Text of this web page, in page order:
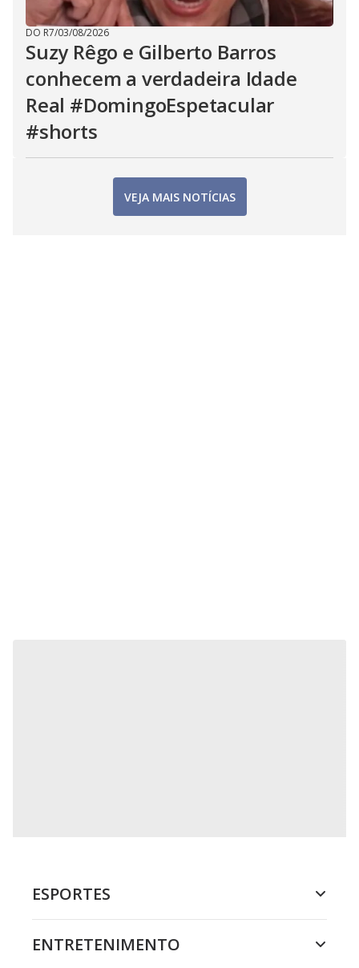
DO R7/03/08/2026
Suzy Rêgo e Gilberto Barros
conhecem a verdadeira Idade
Real #DomingoEspetacular
#shorts
VEJA MAIS NOTÍCIAS
ESPORTES
ENTRETENIMENTO